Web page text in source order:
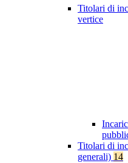
Titolari di
vertice
Titolari di
generali) 14